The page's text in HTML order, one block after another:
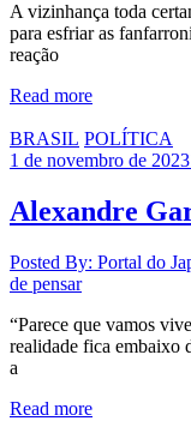
A vizinhança toda
para esfriar as
reação
Read more
BRASIL POLÍTICA
1 de novembro de 2023
Alexandre
Posted By: Portal do
de pensar
“Parece que vamos
realidade fica embaixo
a
Read more